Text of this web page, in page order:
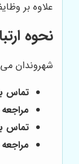
علاوه بر
نحوه
شهروندان
تماس با
تماس با